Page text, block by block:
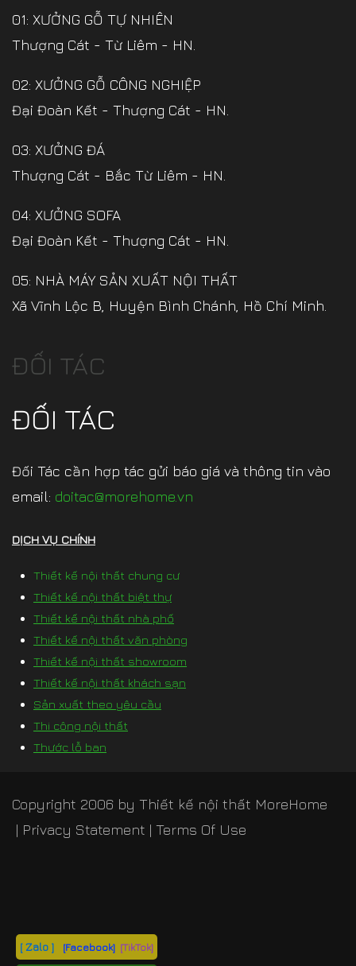
[ Zalo ] [Facebook] [TikTok]
01: XƯỞNG GỖ TỰ NHIÊN
Thượng Cát - Từ Liêm - HN.
02: XƯỞNG GỖ CÔNG NGHIỆP
Đại Đoàn Kết - Thượng Cát - HN.
03: XƯỞNG ĐÁ
Thượng Cát - Bắc Từ Liêm - HN.
04: XƯỞNG SOFA
Đại Đoàn Kết - Thượng Cát - HN.
05: NHÀ MÁY SẢN XUẤT NỘI THẤT
Xã Vĩnh Lộc B, Huyện Bình Chánh, Hồ Chí Minh.
ĐỐI TÁC
ĐỐI TÁC
Đối Tác cần hợp tác gửi báo giá và thông tin vào
email: doitac@morehome.vn
DỊCH VỤ CHÍNH
Thiết kế nội thất chung cư
Thiết kế nội thất biệt thự
Thiết kế nội thất nhà phố
Thiết kế nội thất văn phòng
Thiết kế nội thất showroom
Thiết kế nội thất khách sạn
Sản xuất theo yêu cầu
Thi công nội thất
Thước lỗ ban
Copyright 2006 by Thiết kế nội thất MoreHome
| Privacy Statement | Terms Of Use